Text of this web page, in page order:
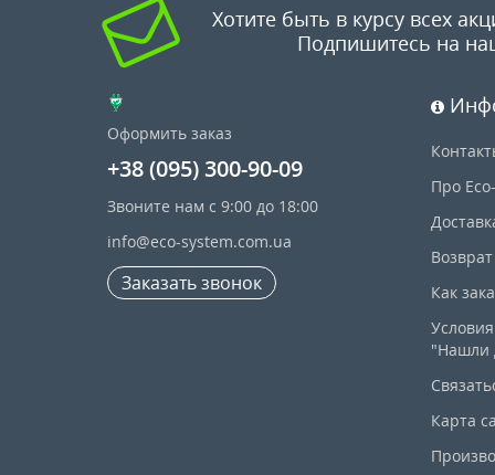
Хотите быть в курсу всех
Подпишитесь на
Оформить заказ
+38 (095) 300-90-09
Звоните нам с 9:00 до 18:00
info@eco-system.com.ua
Заказать звонок
Про
Как
"Нашли
Карта